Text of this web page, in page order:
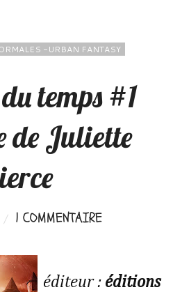
-URBAN FANTASY
du temps #1
de Juliette
1 COMMENTAIRE
éditeur : éditions